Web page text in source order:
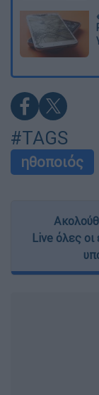
#TAGS
ηθοποιός
Live όλες